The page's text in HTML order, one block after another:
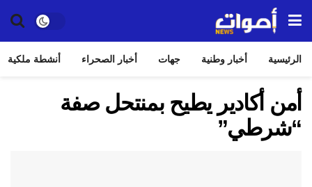
الرئيسية أخبار وطنية جهات أخبار الصحراء أنشطة ملكية
أمن أكادير يطيح بمنتحل صفة
“شرطي”